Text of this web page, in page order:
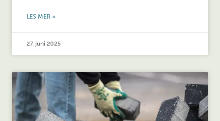
LES MER »
27. juni 2025